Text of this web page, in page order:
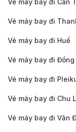
Cẩm nang
190 Booking
Những địa
Amsterdam là
văn hóa phong
Vé máy bay đi Cần
Vé máy bay đi
Vé máy bay đi Huế
Vé máy bay đi Đồng
Vé máy bay đi
Vé máy bay đi Chu
Vé máy bay đi Vân